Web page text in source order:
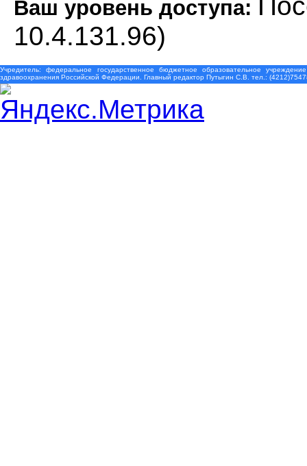
Ваш уровень доступа:
10.4.131.96)
Учредитель: федеральное государственное бюджетное образовательное
здравоохранения Российской Федерации. Главный редактор Путыгин С.В. тел.: